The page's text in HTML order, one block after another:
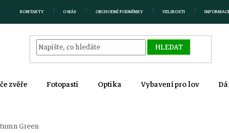
KONTAKTY O NÁS OBCHODNÍ PODMÍNKY VELIKOSTI
HLEDAT
zvěře Fotopasti Optika Vybavení pro lov
Green